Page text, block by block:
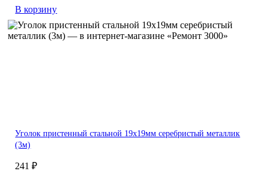
В корзину
Уголок пристенный стальной 19х19мм серебристый металлик
(3м)
241 ₽